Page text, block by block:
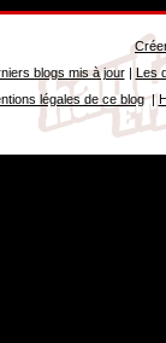
blogs mis à jour| Les
légales de ce blog|